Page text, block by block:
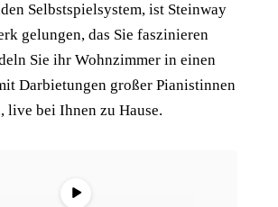
Selbstspielsystem, ist Steinway
gelungen, das Sie faszinieren
Sie ihr Wohnzimmer in einen
Darbietungen großer Pianistinnen
live bei Ihnen zu Hause.